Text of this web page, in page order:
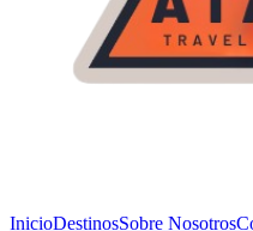
InicioDestinosSobre Nosotros